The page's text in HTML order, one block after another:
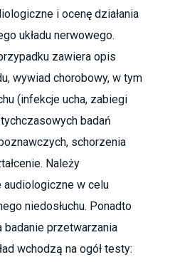
i ocenę działania
układu nerwowego.
zawiera opis
wywiad chorobowy, w tym
(infekcje ucha, zabiegi
badań
schorzenia
Należy
w celu
niedosłuchu. Ponadto
przetwarzania
wchodzą na ogół testy: